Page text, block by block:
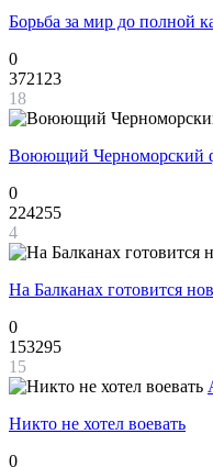
Борьба за мир до полной
0
372123
18
Воюющий Черноморский
0
224255
4
На Балканах готовится
0
153295
15
Никто не хотел воевать
0